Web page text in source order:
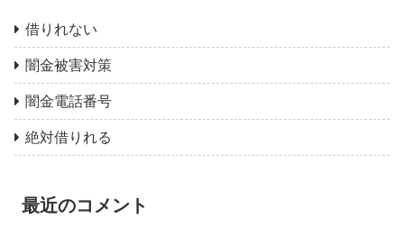
借りれない
闇金被害対策
闇金電話番号
絶対借りれる
最近のコメント